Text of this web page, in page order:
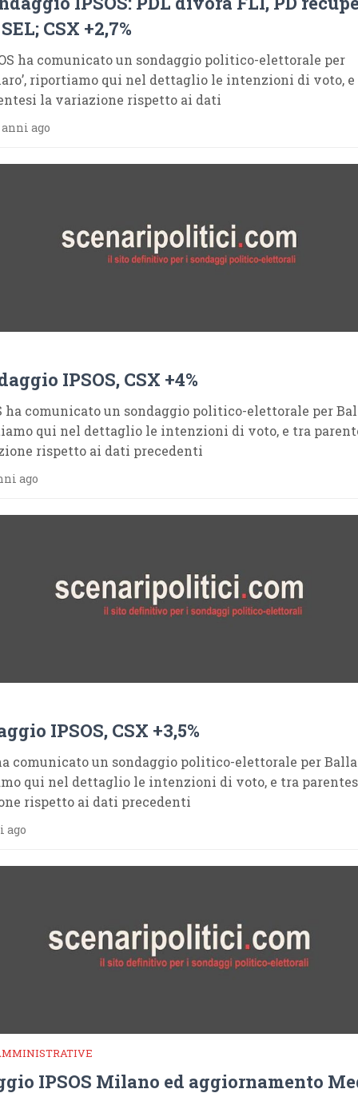
CSX +2,7%
ha comunicato un sondaggio politico-elettorale per
riportiamo qui nel dettaglio le intenzioni di voto,
la variazione rispetto ai dati
ago
IPSOS, CSX +4%
ha comunicato un sondaggio politico-elettorale per
qui nel dettaglio le intenzioni di voto, e tra
rispetto ai dati precedenti
ago
IPSOS, CSX +3,5%
comunicato un sondaggio politico-elettorale per
qui nel dettaglio le intenzioni di voto, e tra
rispetto ai dati precedenti
ago
IPSOS Milano ed aggiornamento